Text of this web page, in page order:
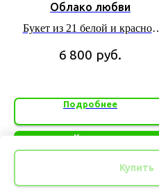
Купить
Облако любви
Букет из 21 белой и красной
6 800 руб.
Подробнее
Купить